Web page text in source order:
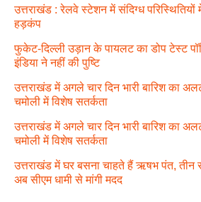
उत्तराखंड : रेलवे स्टेशन में संदिग्ध
हड़कंप
फुकेट-दिल्ली उड़ान के पायलट का डोप टेस्ट
इंडिया ने नहीं की पुष्टि
उत्तराखंड में अगले चार दिन भारी बारिश का
चमोली में विशेष सतर्कता
उत्तराखंड में अगले चार दिन भारी बारिश का
चमोली में विशेष सतर्कता
उत्तराखंड में घर बसना चाहते हैं ऋषभ पंत, तीन
अब सीएम धामी से मांगी मदद